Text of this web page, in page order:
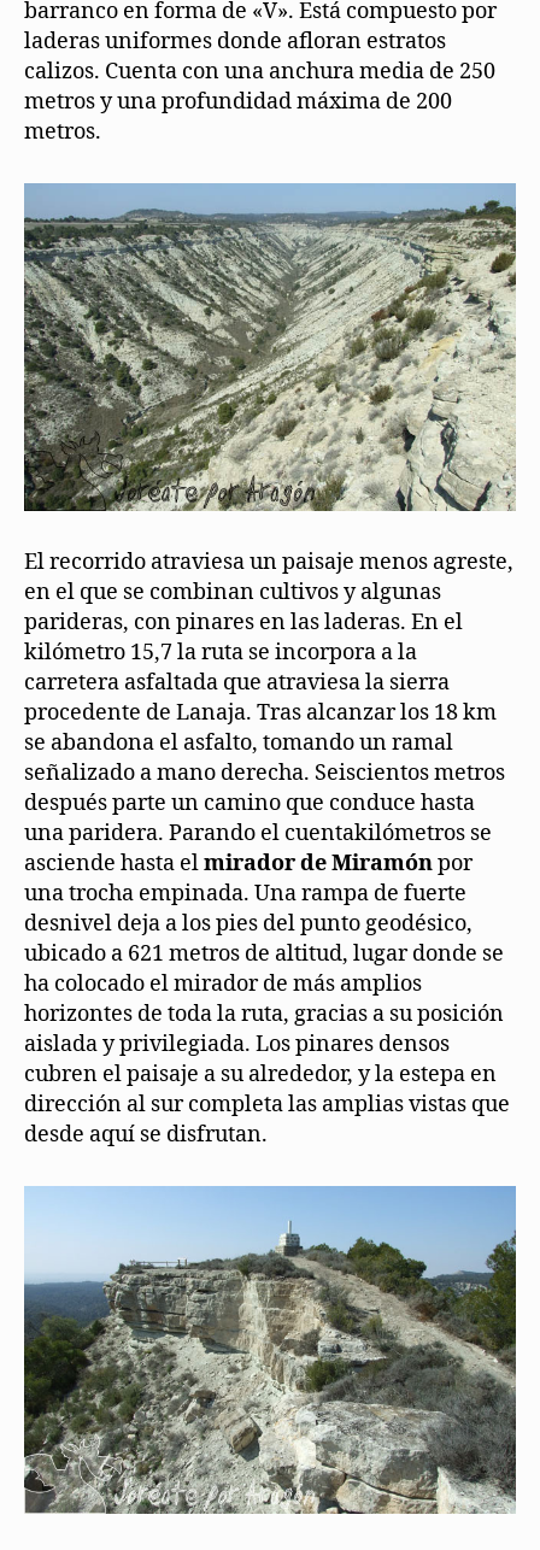
barranco en forma de «V». Está compuesto por
laderas uniformes donde afloran estratos
calizos. Cuenta con una anchura media de 250
metros y una profundidad máxima de 200
metros.
El recorrido atraviesa un paisaje menos agreste,
en el que se combinan cultivos y algunas
parideras, con pinares en las laderas. En el
kilómetro 15,7 la ruta se incorpora a la
carretera asfaltada que atraviesa la sierra
procedente de Lanaja. Tras alcanzar los 18 km
se abandona el asfalto, tomando un ramal
señalizado a mano derecha. Seiscientos metros
después parte un camino que conduce hasta
una paridera. Parando el cuentakilómetros se
asciende hasta elmirador de Miramónpor
una trocha empinada. Una rampa de fuerte
desnivel deja a los pies del punto geodésico,
ubicado a 621 metros de altitud, lugar donde se
ha colocado el mirador de más amplios
horizontes de toda la ruta, gracias a su posición
aislada y privilegiada. Los pinares densos
cubren el paisaje a su alrededor, y la estepa en
dirección al sur completa las amplias vistas que
desde aquí se disfrutan.